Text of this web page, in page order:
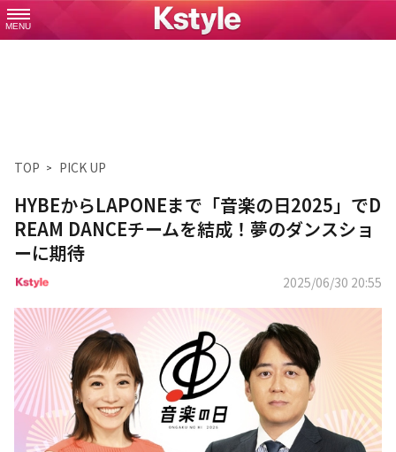
MENU
TOP PICK UP
HYBEからLAPONEまで「音楽の日2025」でD
REAM DANCEチームを結成！夢のダンスショ
ーに期待
2025/06/30 20:55